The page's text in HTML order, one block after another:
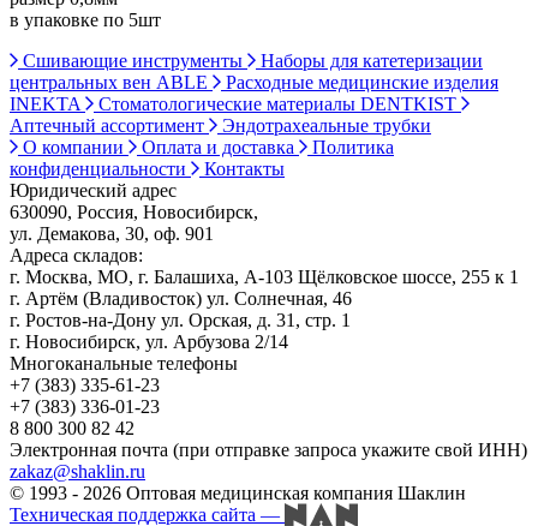
в упаковке по 5шт
Сшивающие инструменты
Наборы для катетеризации
центральных вен ABLE
Расходные медицинские изделия
INEKTA
Стоматологические материалы DENTKIST
Аптечный ассортимент
Эндотрахеальные трубки
О компании
Оплата и доставка
Политика
конфиденциальности
Контакты
Юридический адрес
630090, Россия, Новосибирск,
ул. Демакова, 30, оф. 901
Адреса складов:
г. Москва, МО, г. Балашиха, А-103 Щёлковское шоссе, 255 к 1
г. Артём (Владивосток) ул. Солнечная, 46
г. Ростов-на-Дону ул. Орская, д. 31, стр. 1
г. Новосибирск, ул. Арбузова 2/14
Многоканальные телефоны
+7 (383) 335-61-23
+7 (383) 336-01-23
8 800 300 82 42
Электронная почта (при отправке запроса укажите свой ИНН)
zakaz@shaklin.ru
© 1993 - 2026 Оптовая медицинская компания Шаклин
Техническая поддержка сайта —